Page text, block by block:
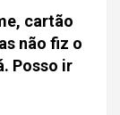
cartão
não fiz o
Posso ir